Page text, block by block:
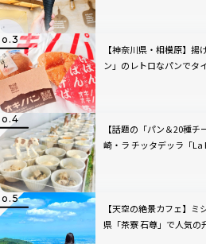
【神奈川県・相模原】
ン」のレトロなパンでタ
【話題の「パン＆20種
崎・ラ チッタデッラ「
【天空の絶景カフェ】
県「茶寮 石尊」で人気